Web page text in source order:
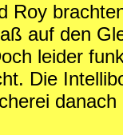
Roy
auf den
leider
Die